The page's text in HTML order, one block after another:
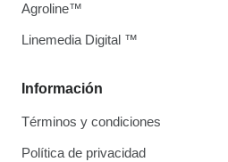
Información
Términos y condiciones
Política de privacidad
Agroline™
Linemedia Digital ™